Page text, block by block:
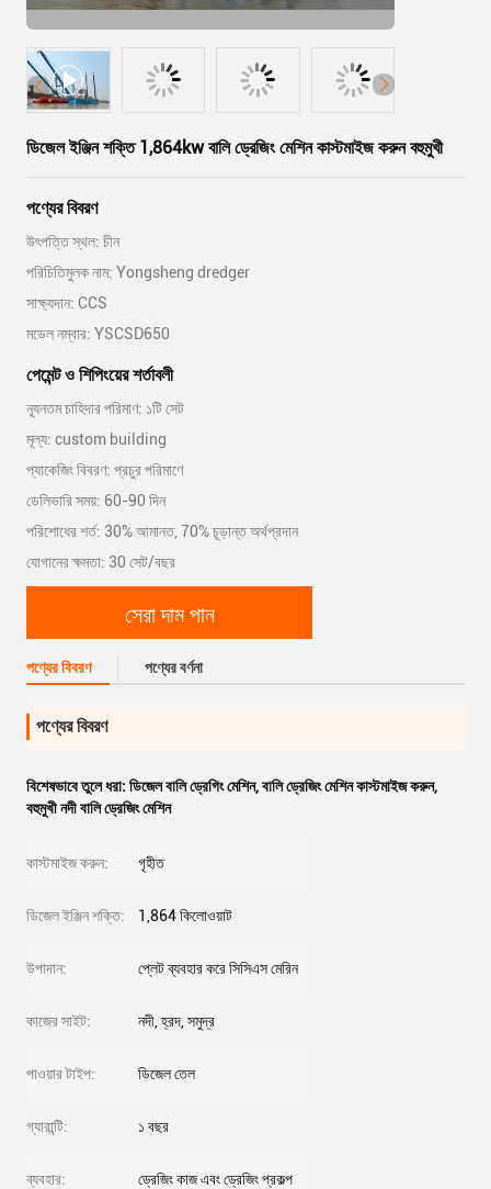
ডিজেল ইঞ্জিন শক্তি 1,864kw বালি ড্রেজিং মেশিন কাস্টমাইজ করুন বহুমুখী
পণ্যের বিবরণ
উৎপত্তি স্থল: চীন
পরিচিতিমুলক নাম: Yongsheng dredger
সাক্ষ্যদান: CCS
মডেল নম্বার: YSCSD650
পেমেন্ট ও শিপিংয়ের শর্তাবলী
ন্যূনতম চাহিদার পরিমাণ: ১টি সেট
মূল্য: custom building
প্যাকেজিং বিবরণ: প্রচুর পরিমাণে
ডেলিভারি সময়: 60-90 দিন
পরিশোধের শর্ত: 30% আমানত, 70% চূড়ান্ত অর্থপ্রদান
যোগানের ক্ষমতা: 30 সেট/বছর
সেরা দাম পান
পণ্যের বিবরণ পণ্যের বর্ণনা
পণ্যের বিবরণ
বিশেষভাবে তুলে ধরা: ডিজেল বালি ড্রেগিং মেশিন,বালি ড্রেজিং মেশিন কাস্টমাইজ করুন,
বহুমুখী নদী বালি ড্রেজিং মেশিন
কাস্টমাইজ করুন: গৃহীত
ডিজেল ইঞ্জিন শক্তি: 1,864 কিলোওয়াট
উপাদান: প্লেট ব্যবহার করে সিসিএস মেরিন
কাজের সাইট: নদী, হ্রদ, সমুদ্র
পাওয়ার টাইপ: ডিজেল তেল
গ্যারান্টি: ১ বছর
ব্যবহার: ড্রেজিং কাজ এবং ড্রেজিং প্রকল্প